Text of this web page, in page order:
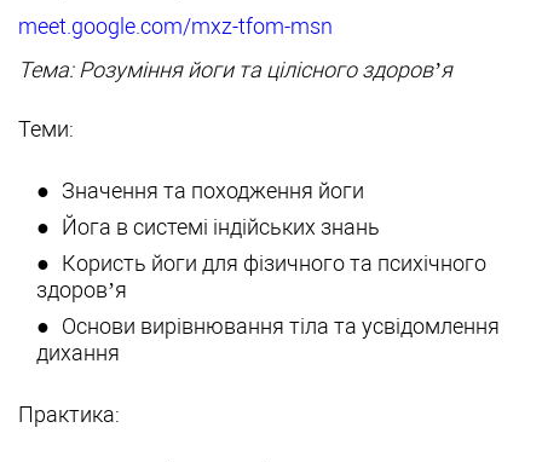
meet.google.com/mxz-tfom-msn
Тема: Розуміння йоги та цілісного здоров’я
Теми:
Значення та походження йоги
Йога в системі індійських знань
Користь йоги для фізичного та психічного
здоров’я
Основи вирівнювання тіла та усвідомлення
дихання
Практика: